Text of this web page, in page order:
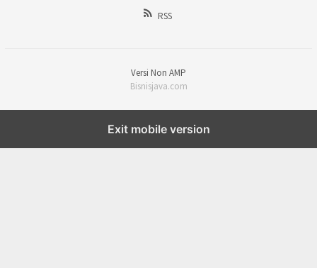
RSS
Versi Non AMP
Bisnisjava.com
Exit mobile version